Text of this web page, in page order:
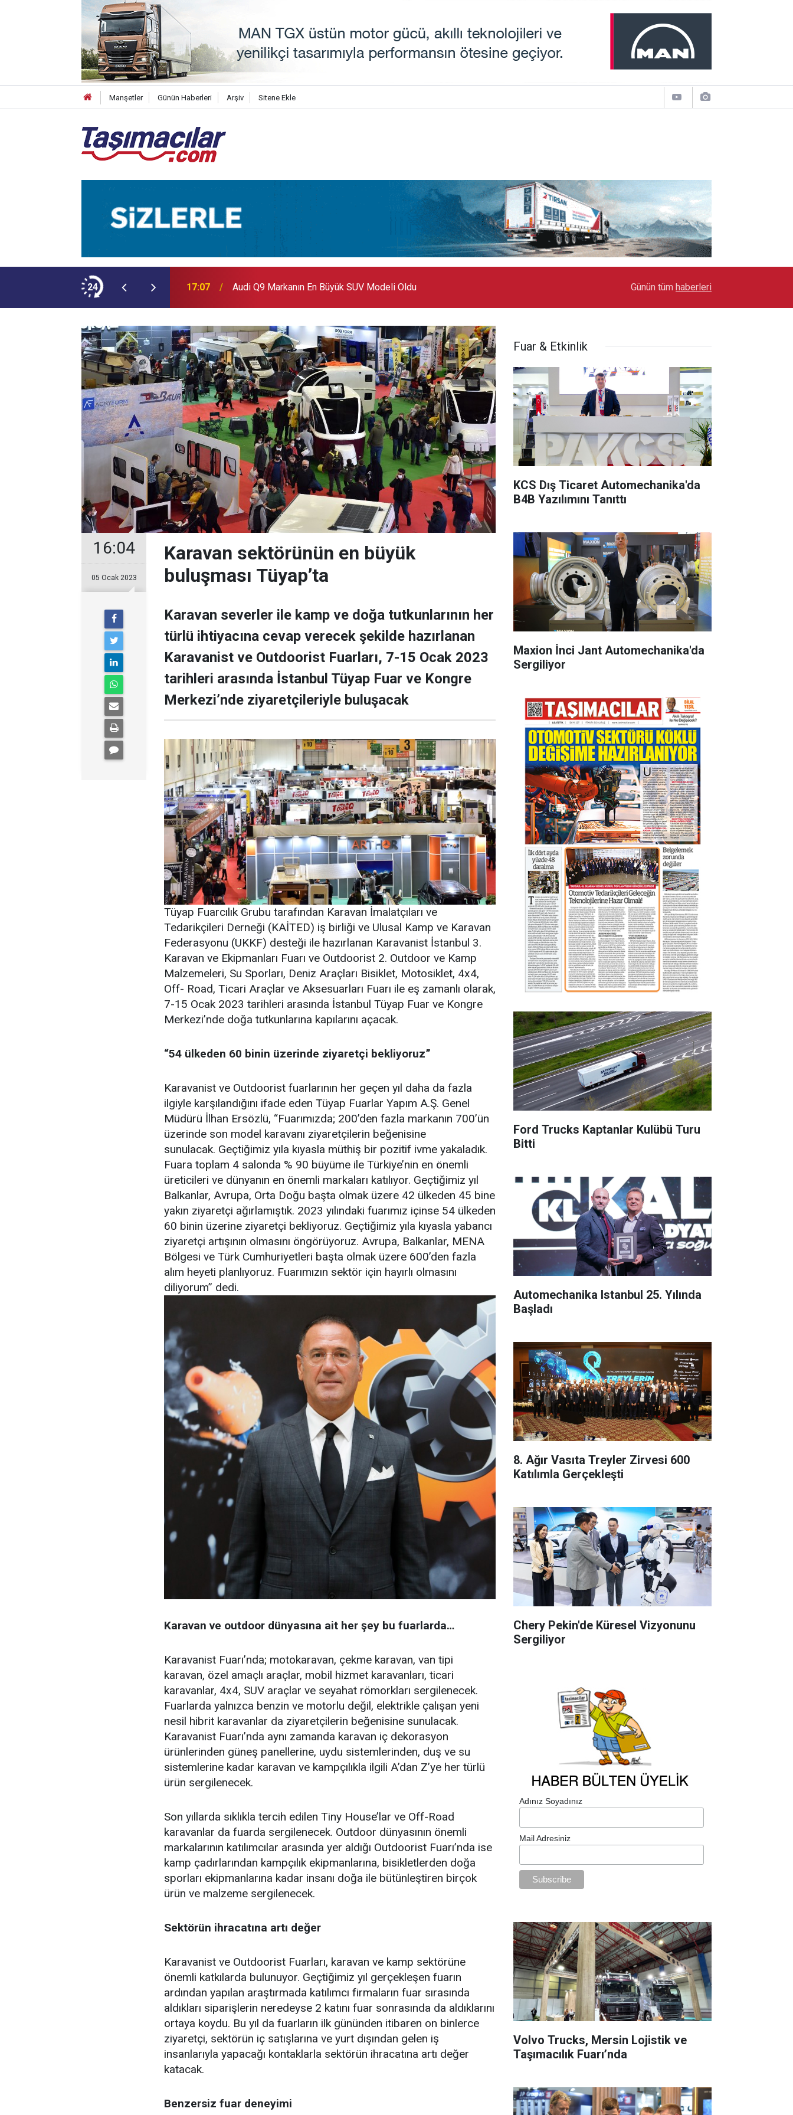
Manşetler Günün Haberleri Arşiv Sitene Ekle
24
NEOPLAN Skyliner Ekledi 17:07 Audi Q9 Markanın En Büyük SUV Modeli Oldu Toyota Otomotiv Sanayi Türkiye Üretime Ara
Günün tüm haberleri
16:04
05 Ocak 2023
Karavan sektörünün en büyük
buluşması Tüyap’ta
Karavan severler ile kamp ve doğa tutkunlarının her
türlü ihtiyacına cevap verecek şekilde hazırlanan
Karavanist ve Outdoorist Fuarları, 7-15 Ocak 2023
tarihleri arasında İstanbul Tüyap Fuar ve Kongre
Merkezi’nde ziyaretçileriyle buluşacak
Tüyap Fuarcılık Grubu tarafından Karavan İmalatçıları ve
Tedarikçileri Derneği (KAİTED) iş birliği ve Ulusal Kamp ve Karavan
Federasyonu (UKKF) desteği ile hazırlanan Karavanist İstanbul 3.
Karavan ve Ekipmanları Fuarı ve Outdoorist 2. Outdoor ve Kamp
Malzemeleri, Su Sporları, Deniz Araçları Bisiklet, Motosiklet, 4x4,
Off- Road, Ticari Araçlar ve Aksesuarları Fuarı ile eş zamanlı olarak,
7-15 Ocak 2023 tarihleri arasında İstanbul Tüyap Fuar ve Kongre
Merkezi’nde doğa tutkunlarına kapılarını açacak.
“54 ülkeden 60 binin üzerinde ziyaretçi bekliyoruz”
Karavanist ve Outdoorist fuarlarının her geçen yıl daha da fazla
ilgiyle karşılandığını ifade eden Tüyap Fuarlar Yapım A.Ş. Genel
Müdürü İlhan Ersözlü, “Fuarımızda; 200’den fazla markanın 700’ün
üzerinde son model karavanı ziyaretçilerin beğenisine
sunulacak. Geçtiğimiz yıla kıyasla müthiş bir pozitif ivme yakaladık.
Fuara toplam 4 salonda % 90 büyüme ile Türkiye’nin en önemli
üreticileri ve dünyanın en önemli markaları katılıyor. Geçtiğimiz yıl
Balkanlar, Avrupa, Orta Doğu başta olmak üzere 42 ülkeden 45 bine
yakın ziyaretçi ağırlamıştık. 2023 yılındaki fuarımız içinse 54 ülkeden
60 binin üzerine ziyaretçi bekliyoruz. Geçtiğimiz yıla kıyasla yabancı
ziyaretçi artışının olmasını öngörüyoruz. Avrupa, Balkanlar, MENA
Bölgesi ve Türk Cumhuriyetleri başta olmak üzere 600’den fazla
alım heyeti planlıyoruz. Fuarımızın sektör için hayırlı olmasını
diliyorum” dedi.
Karavan ve outdoor dünyasına ait her şey bu fuarlarda…
Karavanist Fuarı’nda; motokaravan, çekme karavan, van tipi
karavan, özel amaçlı araçlar, mobil hizmet karavanları, ticari
karavanlar, 4x4, SUV araçlar ve seyahat römorkları sergilenecek.
Fuarlarda yalnızca benzin ve motorlu değil, elektrikle çalışan yeni
nesil hibrit karavanlar da ziyaretçilerin beğenisine sunulacak.
Karavanist Fuarı’nda aynı zamanda karavan iç dekorasyon
ürünlerinden güneş panellerine, uydu sistemlerinden, duş ve su
sistemlerine kadar karavan ve kampçılıkla ilgili A’dan Z’ye her türlü
ürün sergilenecek.
Son yıllarda sıklıkla tercih edilen Tiny House’lar ve Off-Road
karavanlar da fuarda sergilenecek. Outdoor dünyasının önemli
markalarının katılımcılar arasında yer aldığı Outdoorist Fuarı’nda ise
kamp çadırlarından kampçılık ekipmanlarına, bisikletlerden doğa
sporları ekipmanlarına kadar insanı doğa ile bütünleştiren birçok
ürün ve malzeme sergilenecek.
Sektörün ihracatına artı değer
Karavanist ve Outdoorist Fuarları, karavan ve kamp sektörüne
önemli katkılarda bulunuyor. Geçtiğimiz yıl gerçekleşen fuarın
ardından yapılan araştırmada katılımcı firmaların fuar sırasında
aldıkları siparişlerin neredeyse 2 katını fuar sonrasında da aldıklarını
ortaya koydu. Bu yıl da fuarların ilk gününden itibaren on binlerce
ziyaretçi, sektörün iç satışlarına ve yurt dışından gelen iş
insanlarıyla yapacağı kontaklarla sektörün ihracatına artı değer
katacak.
Benzersiz fuar deneyimi
Fuar & Etkinlik
KCS Dış Ticaret Automechanika'da
B4B Yazılımını Tanıttı
Maxion İnci Jant Automechanika'da
Sergiliyor
Ford Trucks Kaptanlar Kulübü Turu
Bitti
Automechanika Istanbul 25. Yılında
Başladı
8. Ağır Vasıta Treyler Zirvesi 600
Katılımla Gerçekleşti
Chery Pekin'de Küresel Vizyonunu
Sergiliyor
Adınız Soyadınız
Mail Adresiniz
Volvo Trucks, Mersin Lojistik ve
Taşımacılık Fuarı’nda